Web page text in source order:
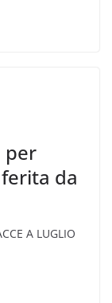
per
ferita da
A LUGLIO